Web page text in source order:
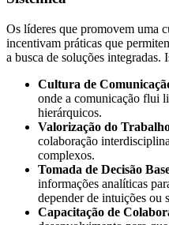
Os líderes que promovem uma
incentivam práticas que
a busca de soluções integradas.
Cultura de
onde a comunicação flui
hierárquicos.
Valorização do
colaboração
complexos.
Tomada de Decisão
informações analíticas
depender de intuições ou
Capacitação de